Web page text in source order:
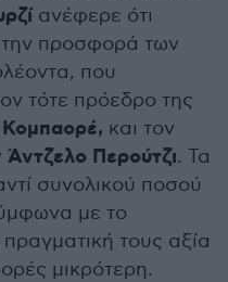
ανέφερε ότι
προσφορά των
που
τότε πρόεδρο της
και τον
Άντζελο Περούτζι. Τα
συνολικού ποσού
με το
τους αξία
μικρότερη.